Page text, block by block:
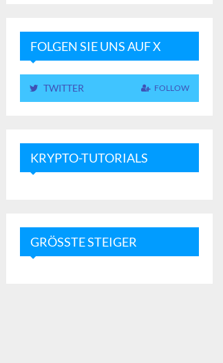
FOLGEN SIE UNS AUF X
TWITTER FOLLOW
KRYPTO-TUTORIALS
GRÖSSTE STEIGER